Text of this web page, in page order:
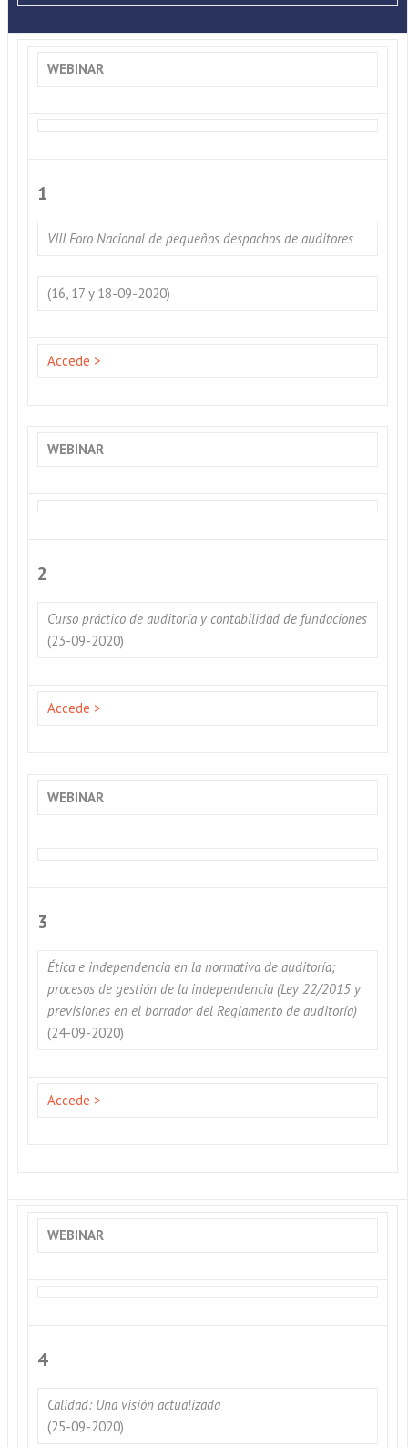
WEBINAR
1
VIII Foro Nacional de pequeños despachos de auditores
(16, 17 y 18-09-2020)
Accede >
WEBINAR
2
Curso práctico de auditoría y contabilidad de fundaciones
(23-09-2020)
Accede >
WEBINAR
3
Ética e independencia en la normativa de auditoría;
procesos de gestión de la independencia (Ley 22/2015 y
previsiones en el borrador del Reglamento de auditoría)
(24-09-2020)
Accede >
WEBINAR
4
Calidad: Una visión actualizada
(25-09-2020)